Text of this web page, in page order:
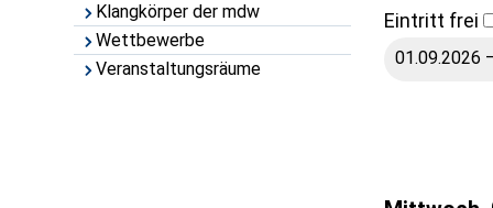
Klangkörper der mdw
Wettbewerbe
Veranstaltungsräume
Eintritt frei